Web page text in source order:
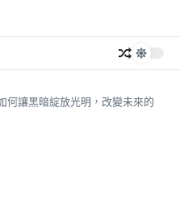
何讓黑暗綻放光明，改變未來的